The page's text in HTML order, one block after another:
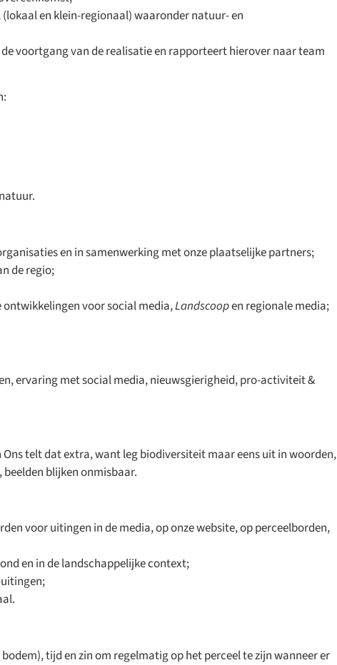
en klein-regionaal) waaronder natuur- en
voortgang van de realisatie en rapporteert hierover naar team
en in samenwerking met onze plaatselijke partners;
de regio;
ontwikkelingen voor social media,Landscoopen regionale media;
ervaring met social media, nieuwsgierigheid, pro-activiteit &
Ons telt dat extra, want leg biodiversiteit maar eens uit in woorden,
blijken onmisbaar.
voor uitingen in de media, op onze website, op perceelborden,
en in de landschappelijke context;
tijd en zin om regelmatig op het perceel te zijn wanneer er